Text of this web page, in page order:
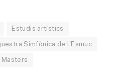
Estudis artístics
Simfònica de l'Esmuc